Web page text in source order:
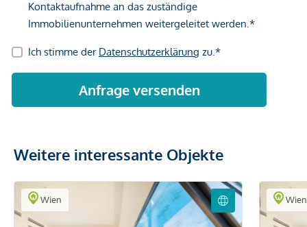
Weitere interessante Objekte
Wien Wien